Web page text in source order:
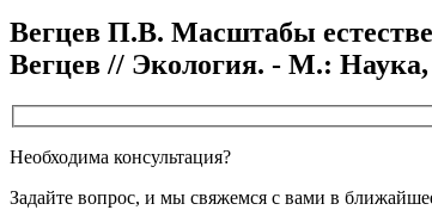
Вегцев П.В. Масштабы
Вегцев // Экология. - М.:
Необходима консультация?
Задайте вопрос, и мы свяжемся с вами в